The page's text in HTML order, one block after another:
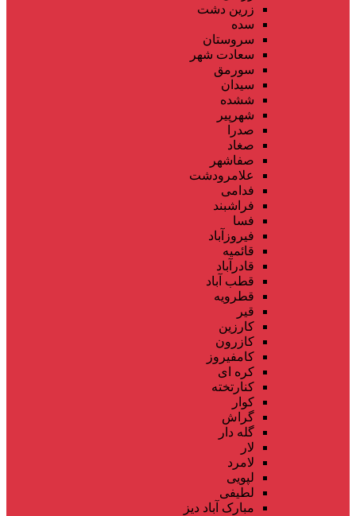
زرین دشت
سده
سروستان
سعادت شهر
سورمق
سیدان
ششده
شهرپیر
صدرا
صغاد
صفاشهر
علامرودشت
فدامی
فراشبند
فسا
فیروزآباد
قائمیه
قادرآباد
قطب آباد
قطرویه
قیر
کارزین
کازرون
کامفیروز
کره ای
کنارتخته
کوار
گراش
گله دار
لار
لامرد
لپویی
لطیفی
مبارک آباد دیز